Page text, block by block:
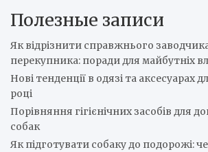
Полезные записи
Як відрізнити справжнього
перекупника: поради для майбутніх
Нові тенденції в одязі та аксесуарах
році
Порівняння гігієнічних засобів для
собак
Як підготувати собаку до подорожі: